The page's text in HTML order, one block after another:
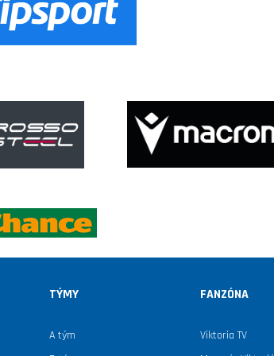
TÝMY
A tým
FANZÓNA
Viktoria TV